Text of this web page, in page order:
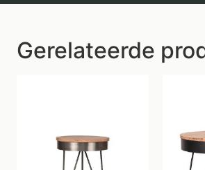
Gerelateerde